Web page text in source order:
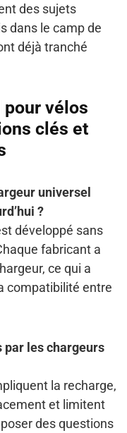
des sujets
dans le camp de
déjà tranché
pour vélos
clés et
universel
?
développé sans
fabricant a
ce qui a
compatibilité entre
par les chargeurs
la recharge,
et limitent
des questions